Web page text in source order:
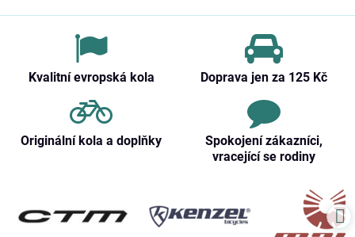
Kvalitní evropská kola Doprava jen za 125 Kč
Originální kola a doplňky
Spokojení zákazníci,
vracející se rodiny